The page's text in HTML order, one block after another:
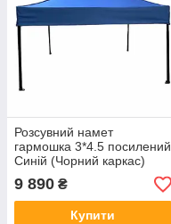
Розсувний намет
гармошка 3*4.5 посилений
Синій (Чорний каркас)
павільйон намет торговий
9 890 ₴
Купити